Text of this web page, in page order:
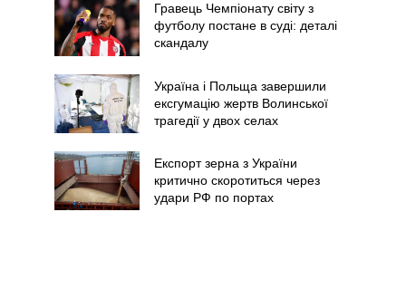
Гравець Чемпіонату світу з
футболу постане в суді: деталі
скандалу
Україна і Польща завершили
ексгумацію жертв Волинської
трагедії у двох селах
Експорт зерна з України
критично скоротиться через
удари РФ по портах